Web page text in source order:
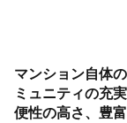
マンション自体
ミュニティの充
便性の高さ、豊